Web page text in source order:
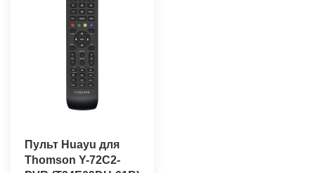
Пульт Huayu для
Thomson Y-72C2-